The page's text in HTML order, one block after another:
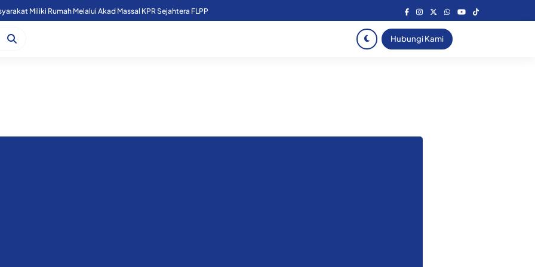
Miliki Rumah Melalui Akad Massal KPR Sejahtera FLPP
Hubungi Kami